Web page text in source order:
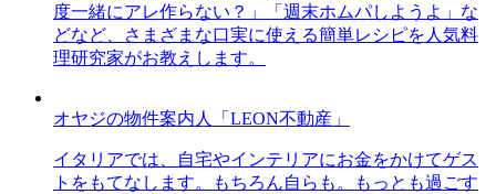
度一緒にアレ作らない？」「週末ホムパしようよ」な
どなど、さまざまな口実に使える簡単レシピを人気料
理研究家がお教えします。
オヤジの物件案内人「LEON不動産」
イタリアでは、自宅やインテリアにお金をかけてゲス
トをもてなします。もちろん自らも。もっとも過ごす